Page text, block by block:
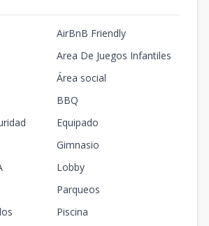
AirBnB Friendly
Area De Juegos Infantiles
Área social
BBQ
Equipado
Gimnasio
Lobby
Parqueos
Piscina